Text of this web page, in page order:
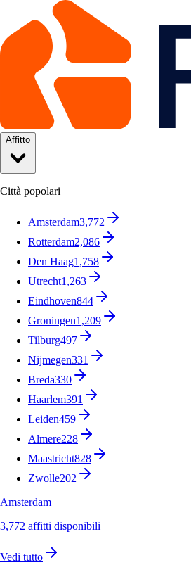
Affitto
Città popolari
Amsterdam3,772
Rotterdam2,086
Den Haag1,758
Utrecht1,263
Eindhoven844
Groningen1,209
Tilburg497
Nijmegen331
Breda330
Haarlem391
Leiden459
Almere228
Maastricht828
Zwolle202
Amsterdam
3,772 affitti disponibili
Vedi tutto